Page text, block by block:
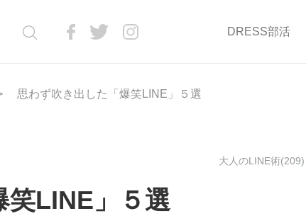
DRESS部活
思わず吹き出した「爆笑LINE」５選
大人のLINE術(209)
LINE」５選